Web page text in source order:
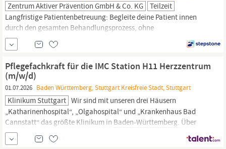
Zentrum Aktiver Prävention GmbH & Co. KG
Teilzeit
Langfristige Patientenbetreuung: Begleite deine Patient innen
durch den gesamten Behandlungsprozess, ohne
Therapeutenwechsel, und unterstütze nachhaltig ihre Genesung.
Zusammenarbeit im interdisziplinären Team: Du arbeitest eng mit
Spezialist innen zusammen, um eine ganzheitliche Betreuung...
Pflegefachkraft für die IMC Station H11 Herzzentrum
(m/w/d)
01.07.2026 Baden Württemberg, Stuttgart Kreisfreie Stadt, Stuttgart
Klinikum Stuttgart Wir sind mit unseren drei Häusern
„Katharinenhospital“, „Olgahospital“ und „Krankenhaus Bad
Cannstatt“ das größte Klinikum in Baden-Württemberg. Über
9500 Mitarbeitende versorgen auf den Stationen, in
Operationssälen, Funktionsbereichen die Patient:innen oder sind